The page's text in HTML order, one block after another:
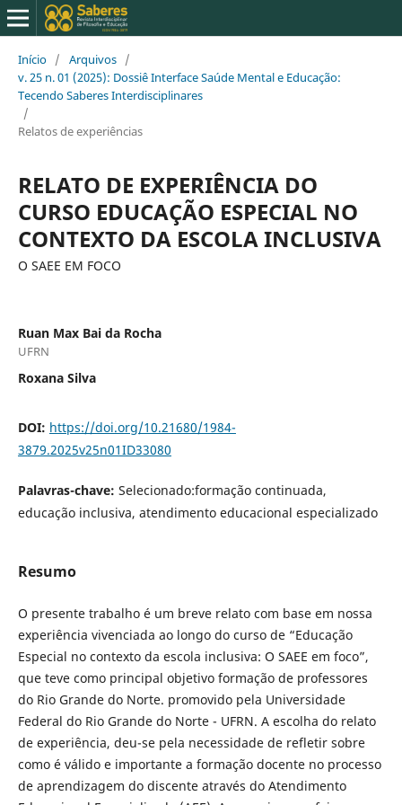
Início / Arquivos /
v. 25 n. 01 (2025): Dossiê Interface Saúde Mental e Educação:
Tecendo Saberes Interdisciplinares
/
Relatos de experiências
RELATO DE EXPERIÊNCIA DO
CURSO EDUCAÇÃO ESPECIAL NO
CONTEXTO DA ESCOLA INCLUSIVA
O SAEE EM FOCO
Ruan Max Bai da Rocha
UFRN
Roxana Silva
DOI: https://doi.org/10.21680/1984-
3879.2025v25n01ID33080
Palavras-chave: Selecionado:formação continuada,
educação inclusiva, atendimento educacional especializado
Resumo
O presente trabalho é um breve relato com base em nossa
experiência vivenciada ao longo do curso de “Educação
Especial no contexto da escola inclusiva: O SAEE em foco”,
que teve como principal objetivo formação de professores
do Rio Grande do Norte. promovido pela Universidade
Federal do Rio Grande do Norte - UFRN. A escolha do relato
de experiência, deu-se pela necessidade de refletir sobre
como é válido e importante a formação docente no processo
de aprendizagem do discente através do Atendimento